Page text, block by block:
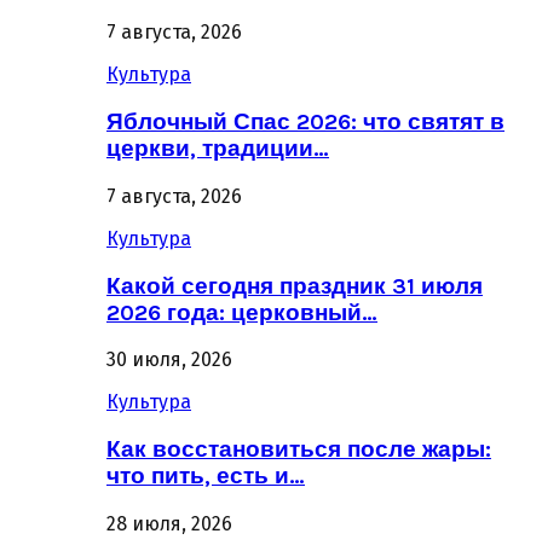
7 августа, 2026
Культура
Яблочный Спас 2026: что святят в
церкви, традиции…
7 августа, 2026
Культура
Какой сегодня праздник 31 июля
2026 года: церковный…
30 июля, 2026
Культура
Как восстановиться после жары:
что пить, есть и…
28 июля, 2026